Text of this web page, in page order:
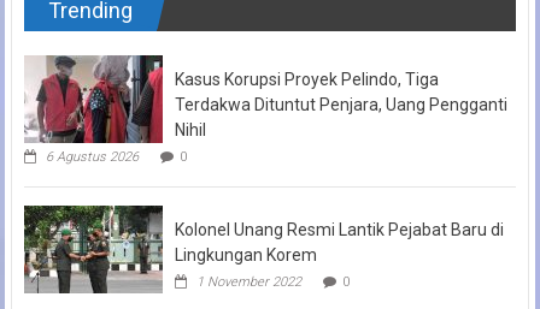
Trending
Kasus Korupsi Proyek Pelindo, Tiga
Terdakwa Dituntut Penjara, Uang Pengganti
Nihil
6 Agustus 2026 0
Kolonel Unang Resmi Lantik Pejabat Baru di
Lingkungan Korem
1 November 2022 0